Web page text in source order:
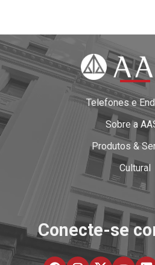
Telefones e
Sobre a
Produtos &
Cultural
Conecte-se